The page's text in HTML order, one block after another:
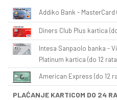
Addiko Bank - MasterCard
Diners Club Plus kartica
Intesa Sanpaolo banka -
Platinum kartica (do 12
American Express (do 12
PLAĆANJE KARTICOM DO 24